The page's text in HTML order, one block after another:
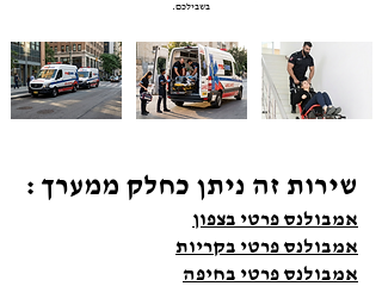
בשבילכם.
שירות זה ניתן כחלק ממערך :
אמבולנס פרטי בצפון
אמבולנס פרטי בקריות
אמבולנס פרטי בחיפה